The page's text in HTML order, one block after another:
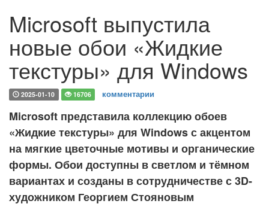
Microsoft выпустила
новые обои «Жидкие
текстуры» для Windows
2025-01-10 16706 комментарии
Microsoft представила коллекцию обоев
«Жидкие текстуры» для Windows с акцентом
на мягкие цветочные мотивы и органические
формы. Обои доступны в светлом и тёмном
вариантах и созданы в сотрудничестве с 3D-
художником Георгием Стояновым